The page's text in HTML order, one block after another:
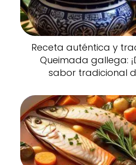
Receta auténtica y
Queimada gallega:
sabor tradicional